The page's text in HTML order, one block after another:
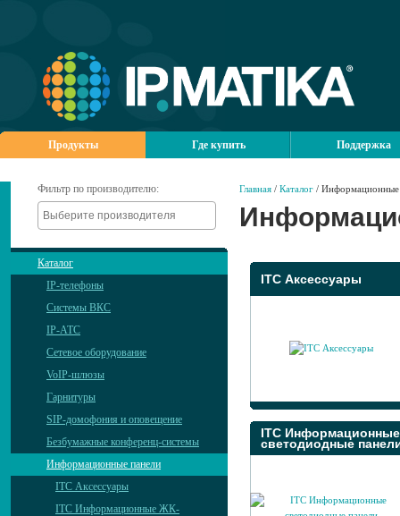
Продукты Где купить Поддержка
Фильтр по производителю:
Каталог
IP-телефоны
Системы ВКС
IP-АТС
Сетевое оборудование
VoIP-шлюзы
Гарнитуры
SIP-домофония и оповещение
Безбумажные конференц-системы
Информационные панели
ITC Аксессуары
ITC Информационные ЖК-
Главная / Каталог / Информационные
ITC Аксессуары
ITC Информационные
светодиодные